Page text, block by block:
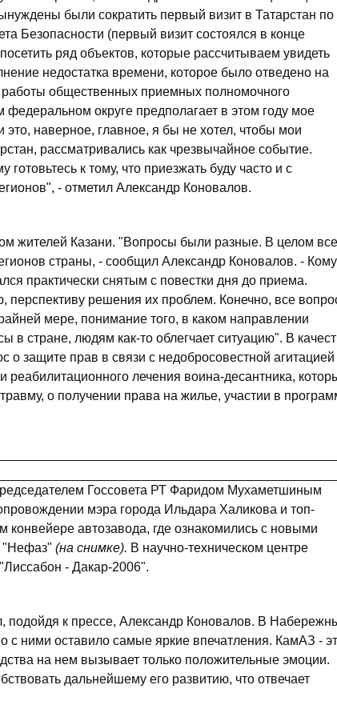
были сократить первый визит в Татарстан по
Безопасности (первый визит состоялся в конце
ряд объектов, которые рассчитываем увидеть
недостатка времени, которое было отведено на
общественных приемных полномочного
округе предполагает в этом году мое
это, наверное, главное, я бы не хотел, чтобы мои
рассматривались как чрезвычайное событие.
к тому, что приезжать буду часто и с
- отметил Александр Коновалов.
жителей Казани. "Вопросы были разные. В целом все
страны, - сообщил Александр Коновалов. -
практически снятым с повестки дня до приема.
решения их проблем. Конечно, все
мере, понимание того, в каком направлении
в стране, людям как-то облегчает ситуацию". В
защите прав в связи с недобросовестной агитацией
лечения воина-десантника,
о получении права на жилье, участии в
Госсовета РТ Фаридом Мухаметшиным
мэра города Ильдара Халикова и топ-
автозавода, где ознакомились с новыми
"Нефаз" (на снимке). В научно-техническом центре
- Дакар-2006".
подойдя к прессе, Александр Коновалов. В
с ними оставило самые яркие впечатления. КамАЗ -
на нем вызывает только положительные эмоции.
дальнейшему его развитию, что отвечает